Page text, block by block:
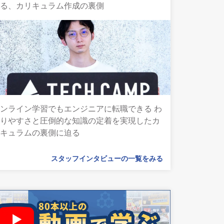
、カリキュラム作成の裏側
ライン学習でもエンジニアに転職できる わ
やすさと圧倒的な知識の定着を実現したカ
ュラムの裏側に迫る
スタッフインタビューの一覧をみる